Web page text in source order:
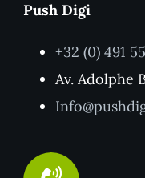
Push Digi
+32 (0) 491
Av. Adolphe